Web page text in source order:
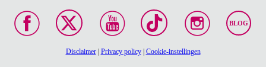
BLOG
Disclaimer| Privacy policy| Cookie-instellingen